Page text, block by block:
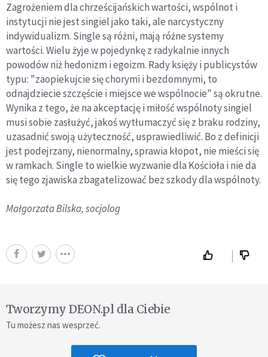
Zagrożeniem dla chrześcijańskich wartości, wspólnot i
instytucji nie jest singiel jako taki, ale narcystyczny
indywidualizm. Single są różni, mają różne systemy
wartości. Wielu żyje w pojedynkę z radykalnie innych
powodów niż hedonizm i egoizm. Rady księży i publicystów
typu: "zaopiekujcie się chorymi i bezdomnymi, to
odnajdziecie szczęście i miejsce we wspólnocie" są okrutne.
Wynika z tego, że na akceptację i miłość wspólnoty singiel
musi sobie zasłużyć, jakoś wytłumaczyć się z braku rodziny,
uzasadnić swoją użyteczność, usprawiedliwić. Bo z definicji
jest podejrzany, nienormalny, sprawia kłopot, nie mieści się
w ramkach. Single to wielkie wyzwanie dla Kościoła i nie da
się tego zjawiska zbagatelizować bez szkody dla wspólnoty.
Małgorzata Bilska, socjolog
Tworzymy DEON.pl dla Ciebie
Tu możesz nas wesprzeć.